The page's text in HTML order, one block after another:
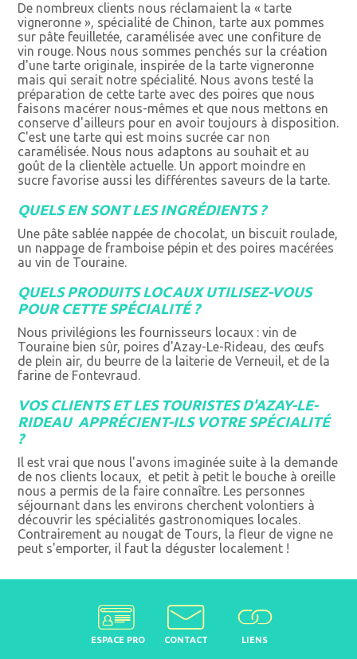
De nombreux clients nous réclamaient la « tarte
vigneronne », spécialité de Chinon, tarte aux pommes
sur pâte feuilletée, caramélisée avec une confiture de
vin rouge. Nous nous sommes penchés sur la création
d'une tarte originale, inspirée de la tarte vigneronne
mais qui serait notre spécialité. Nous avons testé la
préparation de cette tarte avec des poires que nous
faisons macérer nous-mêmes et que nous mettons en
conserve d'ailleurs pour en avoir toujours à disposition.
C'est une tarte qui est moins sucrée car non
caramélisée. Nous nous adaptons au souhait et au
goût de la clientèle actuelle. Un apport moindre en
sucre favorise aussi les différentes saveurs de la tarte.
QUELS EN SONT LES INGRÉDIENTS ?
Une pâte sablée nappée de chocolat, un biscuit roulade,
un nappage de framboise pépin et des poires macérées
au vin de Touraine.
QUELS PRODUITS LOCAUX UTILISEZ-VOUS
POUR CETTE SPÉCIALITÉ ?
Nous privilégions les fournisseurs locaux : vin de
Touraine bien sûr, poires d'Azay-Le-Rideau, des œufs
de plein air, du beurre de la laiterie de Verneuil, et de la
farine de Fontevraud.
VOS CLIENTS ET LES TOURISTES D'AZAY-LE-
RIDEAU APPRÉCIENT-ILS VOTRE SPÉCIALITÉ
?
Il est vrai que nous l'avons imaginée suite à la demande
de nos clients locaux, et petit à petit le bouche à oreille
nous a permis de la faire connaître. Les personnes
séjournant dans les environs cherchent volontiers à
découvrir les spécialités gastronomiques locales.
Contrairement au nougat de Tours, la fleur de vigne ne
peut s'emporter, il faut la déguster localement !
ESPACE PRO CONTACT LIENS